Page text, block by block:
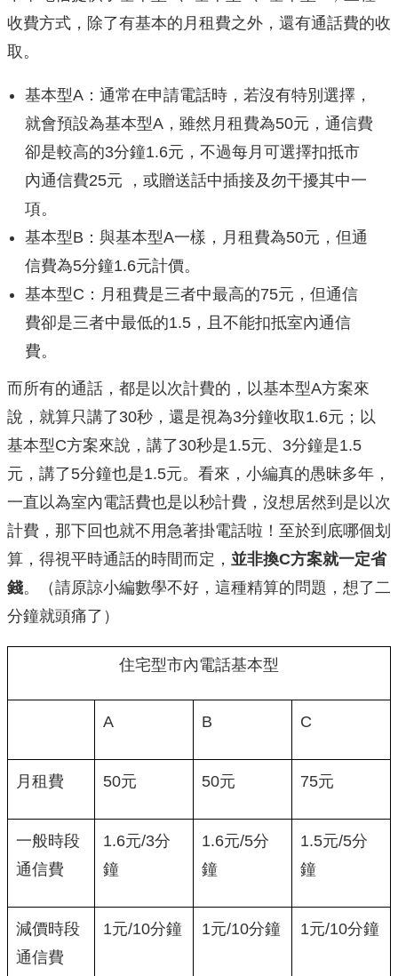
收費方式，除了有基本的月租費之外，還有通話費的收
取。
基本型A：通常在申請電話時，若沒有特別選擇，
就會預設為基本型A，雖然月租費為50元，通信費
卻是較高的3分鐘1.6元，不過每月可選擇扣抵市
內通信費25元 ，或贈送話中插接及勿干擾其中一
項。
基本型B：與基本型A一樣，月租費為50元，但通
信費為5分鐘1.6元計價。
基本型C：月租費是三者中最高的75元，但通信
費卻是三者中最低的1.5，且不能扣抵室內通信
費。
而所有的通話，都是以次計費的，以基本型A方案來
說，就算只講了30秒，還是視為3分鐘收取1.6元；以
基本型C方案來說，講了30秒是1.5元、3分鐘是1.5
元，講了5分鐘也是1.5元。看來，小編真的愚昧多年，
一直以為室內電話費也是以秒計費，沒想居然到是以次
計費，那下回也就不用急著掛電話啦！至於到底哪個划
算，得視平時通話的時間而定， 並非換C方案就一定省
錢。（請原諒小編數學不好，這種精算的問題，想了二
分鐘就頭痛了）
住宅型市內電話基本型
A B C
月租費 50元 50元 75元
一般時段
通信費
1.6元/3分
鐘
1.6元/5分
鐘
1.5元/5分
鐘
減價時段
通信費
1元/10分鐘 1元/10分鐘 1元/10分鐘